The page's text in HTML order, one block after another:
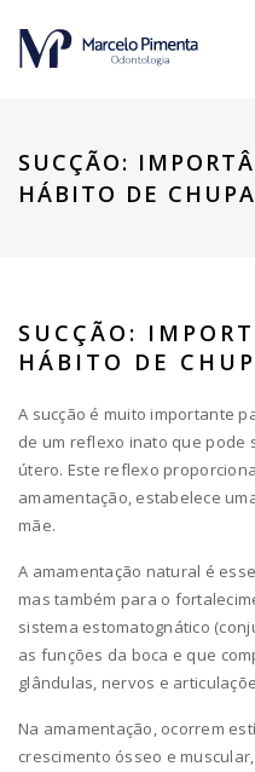
SUCÇÃO:
HÁBITO DE
SUCÇÃO:
HÁBITO DE
A sucção é muito importante
de um reflexo inato que pode
útero. Este reflexo
amamentação, estabelece
mãe.
A amamentação natural é
mas também para o
sistema estomatognático
as funções da boca e que
glândulas, nervos e
Na amamentação, ocorrem
crescimento ósseo e